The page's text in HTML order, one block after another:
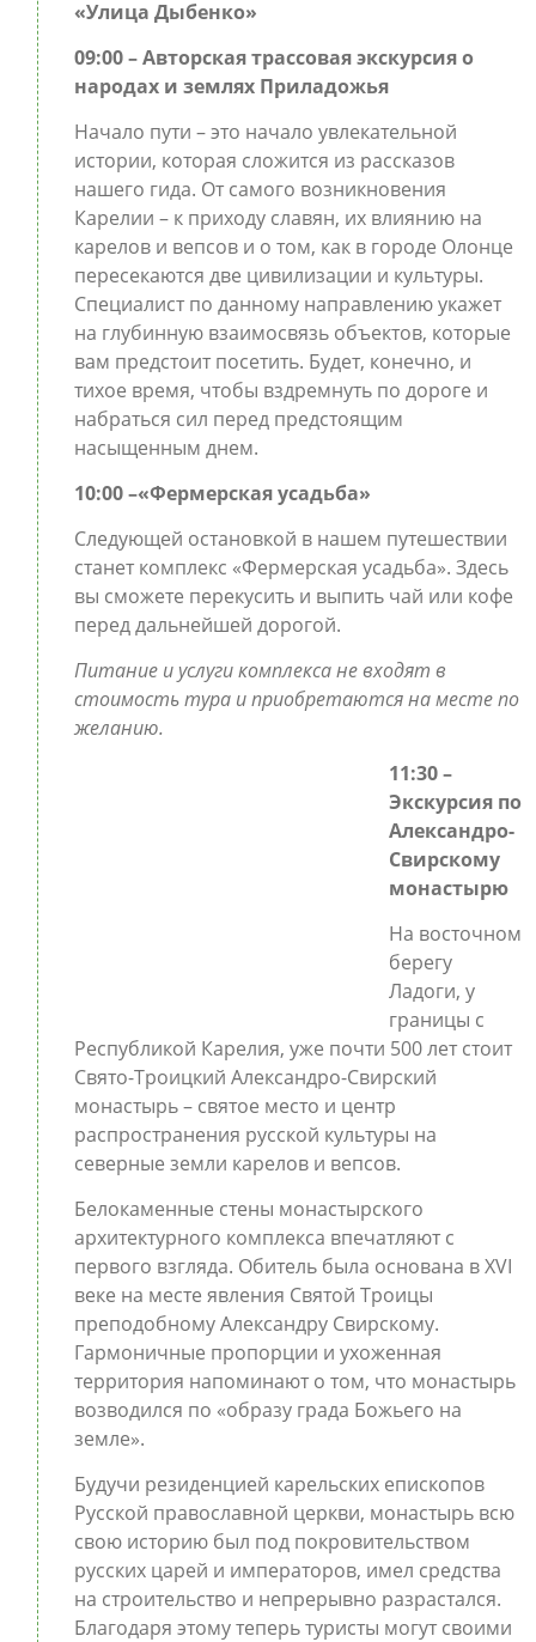
«Улица Дыбенко»
09:00 – Авторская трассовая экскурсия о
народах и землях Приладожья
Начало пути – это начало увлекательной
истории, которая сложится из рассказов
нашего гида. От самого возникновения
Карелии – к приходу славян, их влиянию на
карелов и вепсов и о том, как в городе Олонце
пересекаются две цивилизации и культуры.
Специалист по данному направлению укажет
на глубинную взаимосвязь объектов, которые
вам предстоит посетить. Будет, конечно, и
тихое время, чтобы вздремнуть по дороге и
набраться сил перед предстоящим
насыщенным днем.
10:00 –«Фермерская усадьба»
Следующей остановкой в нашем путешествии
станет комплекс «Фермерская усадьба». Здесь
вы сможете перекусить и выпить чай или кофе
перед дальнейшей дорогой.
Питание и услуги комплекса не входят в
стоимость тура и приобретаются на месте по
желанию.
11:30 –
Экскурсия по
Александро-
Свирскому
монастырю
На восточном
берегу
Ладоги, у
границы с
Республикой Карелия, уже почти 500 лет стоит
Свято-Троицкий Александро-Свирский
монастырь – святое место и центр
распространения русской культуры на
северные земли карелов и вепсов.
Белокаменные стены монастырского
архитектурного комплекса впечатляют с
первого взгляда. Обитель была основана в XVI
веке на месте явления Святой Троицы
преподобному Александру Свирскому.
Гармоничные пропорции и ухоженная
территория напоминают о том, что монастырь
возводился по «образу града Божьего на
земле».
Будучи резиденцией карельских епископов
Русской православной церкви, монастырь всю
свою историю был под покровительством
русских царей и императоров, имел средства
на строительство и непрерывно разрастался.
Благодаря этому теперь туристы могут своими